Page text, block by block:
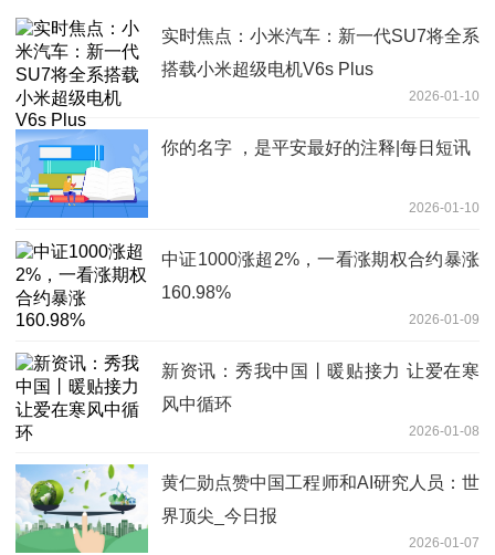
实时焦点：小米汽车：新一代SU7将全系
搭载小米超级电机V6s Plus
2026-01-10
你的名字 ，是平安最好的注释|每日短讯
2026-01-10
中证1000涨超2%，一看涨期权合约暴涨
160.98%
2026-01-09
新资讯：秀我中国丨暖贴接力 让爱在寒
风中循环
2026-01-08
黄仁勋点赞中国工程师和AI研究人员：世
界顶尖_今日报
2026-01-07